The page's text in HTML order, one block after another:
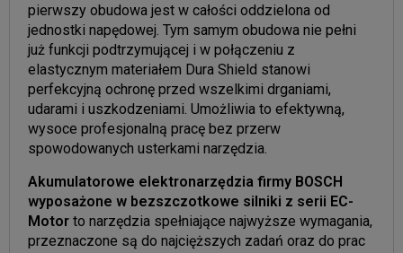
pierwszy obudowa jest w całości oddzielona od
jednostki napędowej. Tym samym obudowa nie pełni
już funkcji podtrzymującej i w połączeniu z
elastycznym materiałem Dura Shield stanowi
perfekcyjną ochronę przed wszelkimi drganiami,
udarami i uszkodzeniami. Umożliwia to efektywną,
wysoce profesjonalną pracę bez przerw
spowodowanych usterkami narzędzia.
Akumulatorowe elektronarzędzia firmy BOSCH
wyposażone w bezszczotkowe silniki z serii EC-
Motor to narzędzia spełniające najwyższe wymagania,
przeznaczone są do najcięższych zadań oraz do prac